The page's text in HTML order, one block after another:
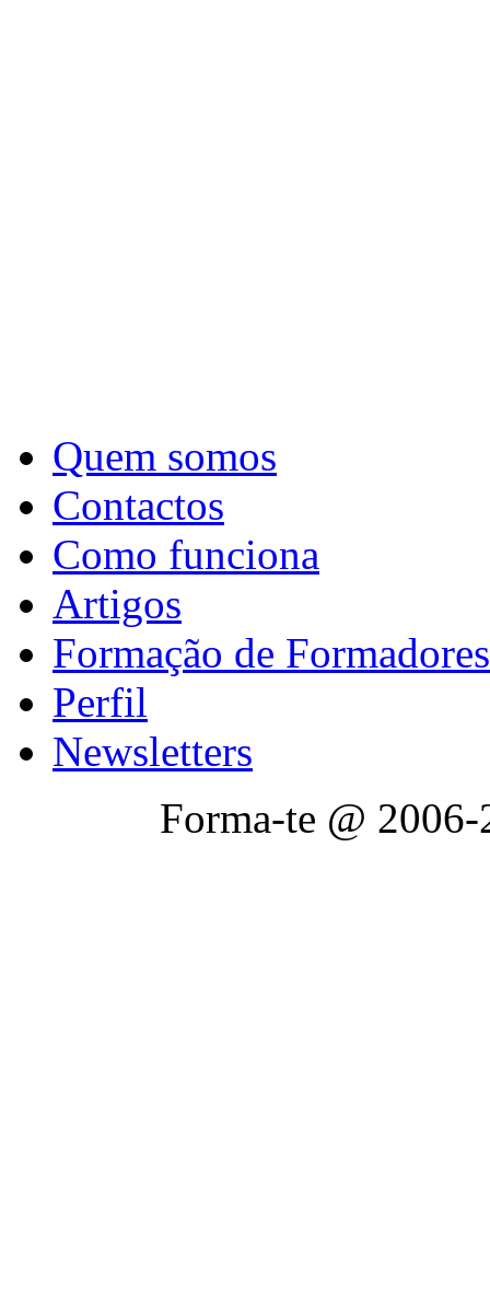
Quem somos
Contactos
Como funciona
Artigos
Formação de Formadores
Perfil
Newsletters
Forma-te @